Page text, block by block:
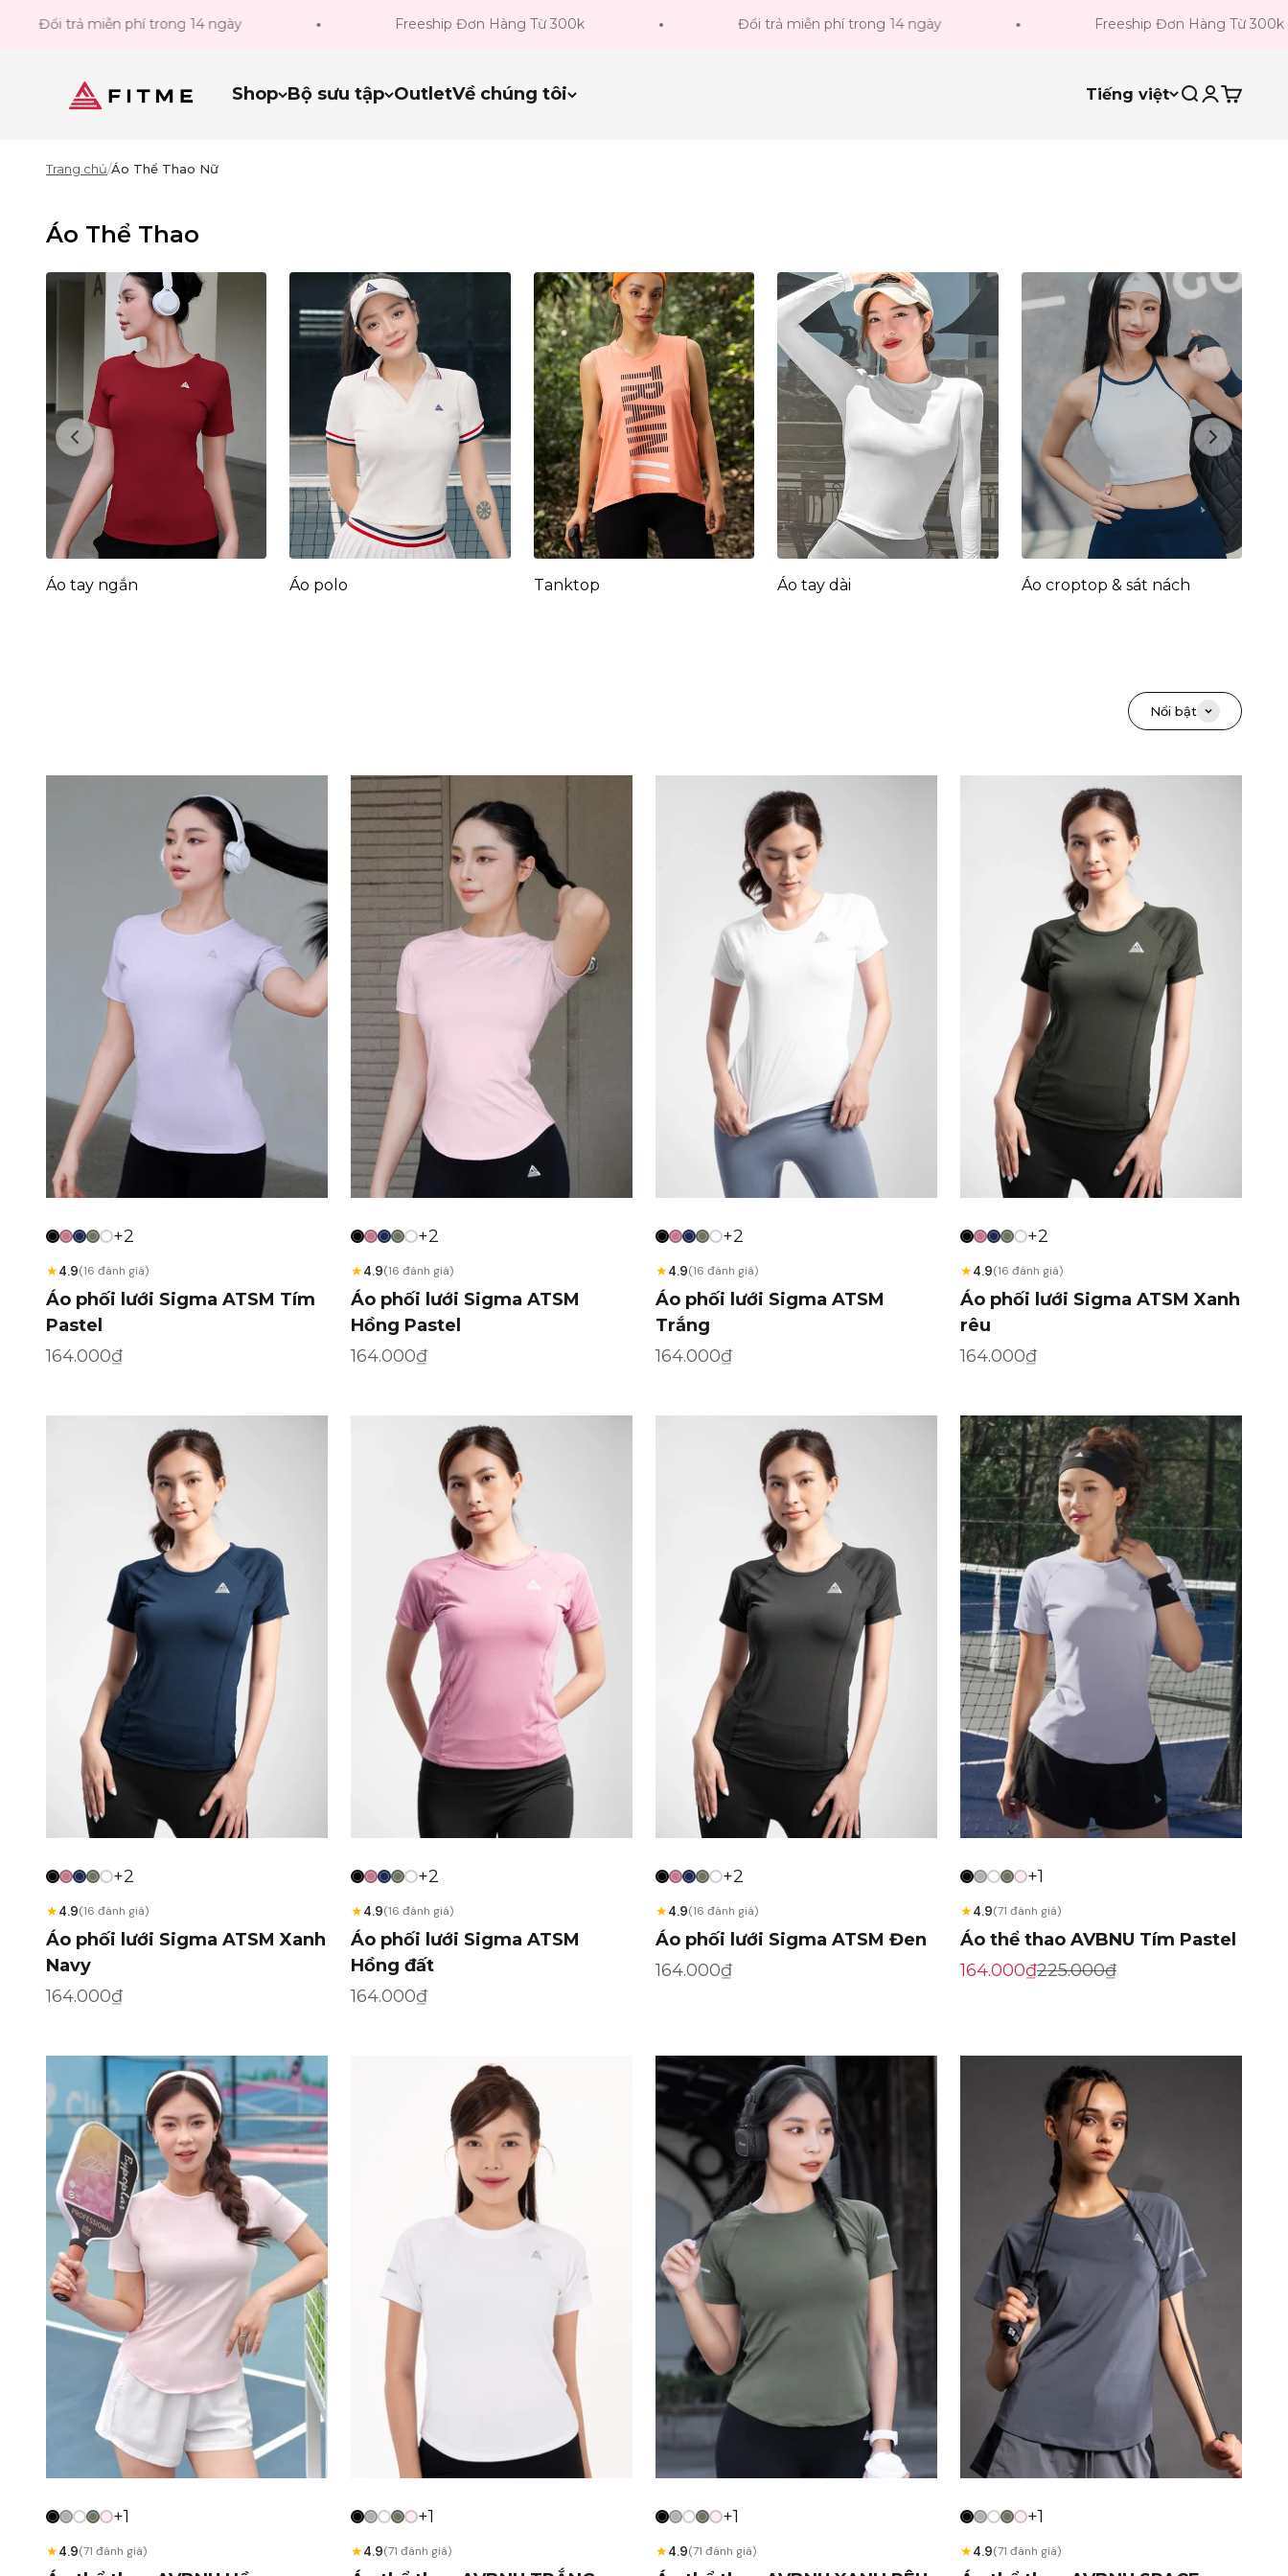
Bỏ qua đến nội dung
miễn phí trong 14 ngày Freeship Đơn Hàng Từ 300k Đổi trả miễn phí trong 14 ngày Freeship Đơn Hàng Từ 300k
Shop Bộ sưu tập OutletVề chúng tôi
Fitme Sportswear Tiếng việt Tìm kiếm
Đăng
Giỏ
Trang chủ/Áo Thể Thao Nữ
Áo Thể Thao
Áo tay ngắn Áo polo Tanktop Áo tay dài Áo croptop & sát nách
Previous Next
Nổi bật
+2
★4.9(16 đánh giá)
Áo phối lưới Sigma ATSM Tím
Pastel
Giá khuyến mãi
164.000₫
+2
★4.9(16 đánh giá)
Áo phối lưới Sigma ATSM
Hồng Pastel
Giá khuyến mãi
164.000₫
+2
★4.9(16 đánh giá)
Áo phối lưới Sigma ATSM
Trắng
Giá khuyến mãi
164.000₫
+2
★4.9(16 đánh giá)
Áo phối lưới Sigma ATSM Xanh
rêu
Giá khuyến mãi
164.000₫
+2
★4.9(16 đánh giá)
Áo phối lưới Sigma ATSM Xanh
Navy
Giá khuyến mãi
164.000₫
+2
★4.9(16 đánh giá)
Áo phối lưới Sigma ATSM
Hồng đất
Giá khuyến mãi
164.000₫
+2
★4.9(16 đánh giá)
Áo phối lưới Sigma ATSM Đen
Giá khuyến mãi
164.000₫
+1
★4.9(71 đánh giá)
Áo thể thao AVBNU Tím Pastel
Giá khuyến mãi
164.000₫Giá gốc
225.000₫
+1
★4.9(71 đánh giá)
+1
★4.9(71 đánh giá)
+1
★4.9(71 đánh giá)
+1
★4.9(71 đánh giá)